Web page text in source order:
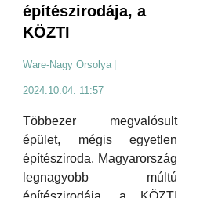
építészirodája, a
KÖZTI
Ware-Nagy Orsolya
2024.10.04. 11:57
Többezer megvalósult
épület, mégis egyetlen
építésziroda. Magyarország
legnagyobb múltú